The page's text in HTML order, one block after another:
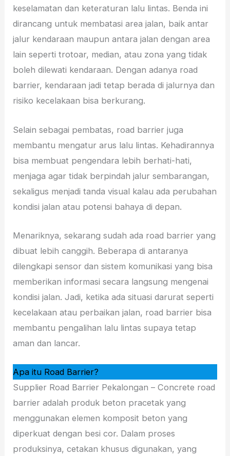
keselamatan dan keteraturan lalu lintas. Benda ini
dirancang untuk membatasi area jalan, baik antar
jalur kendaraan maupun antara jalan dengan area
lain seperti trotoar, median, atau zona yang tidak
boleh dilewati kendaraan. Dengan adanya road
barrier, kendaraan jadi tetap berada di jalurnya dan
risiko kecelakaan bisa berkurang.
Selain sebagai pembatas, road barrier juga
membantu mengatur arus lalu lintas. Kehadirannya
bisa membuat pengendara lebih berhati-hati,
menjaga agar tidak berpindah jalur sembarangan,
sekaligus menjadi tanda visual kalau ada perubahan
kondisi jalan atau potensi bahaya di depan.
Menariknya, sekarang sudah ada road barrier yang
dibuat lebih canggih. Beberapa di antaranya
dilengkapi sensor dan sistem komunikasi yang bisa
memberikan informasi secara langsung mengenai
kondisi jalan. Jadi, ketika ada situasi darurat seperti
kecelakaan atau perbaikan jalan, road barrier bisa
membantu pengalihan lalu lintas supaya tetap
aman dan lancar.
Apa itu Road Barrier?
Supplier Road Barrier Pekalongan – Concrete road
barrier adalah produk beton pracetak yang
menggunakan elemen komposit beton yang
diperkuat dengan besi cor. Dalam proses
produksinya, cetakan khusus digunakan, yang